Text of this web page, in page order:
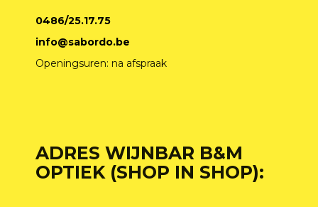
0486/25.17.75
info@sabordo.be
Openingsuren: na afspraak
ADRES WIJNBAR B&M
OPTIEK (SHOP IN SHOP):